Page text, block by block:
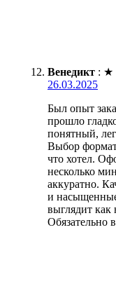
Венедикт : ★
26.03.2025
Был опыт
прошло
понятный,
Выбор
что хотел.
несколько
аккуратно.
и
выглядит как
Обязательно